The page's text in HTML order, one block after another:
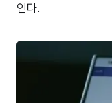
인다.